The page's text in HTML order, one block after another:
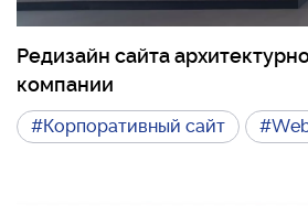
Редизайн сайта
компании
#Корпоративный сайт